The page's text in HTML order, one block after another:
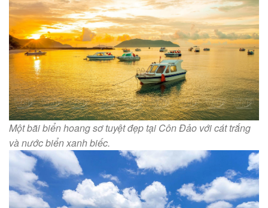
Một bãi biển hoang sơ tuyệt đẹp tại Côn Đảo với cát trắng
và nước biển xanh biếc.